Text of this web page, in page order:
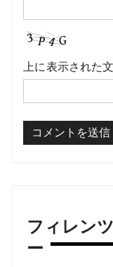
上に表示された
フィレン
ー